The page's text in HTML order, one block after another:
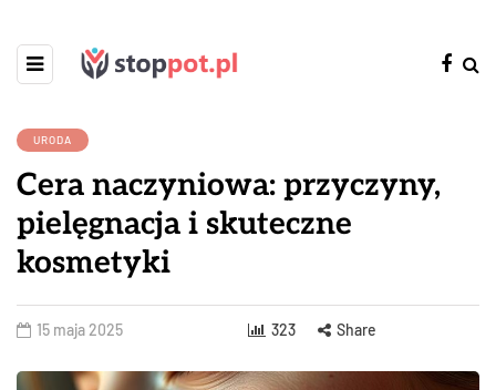
URODA
Cera naczyniowa: przyczyny,
pielęgnacja i skuteczne
kosmetyki
15 maja 2025 323 Share